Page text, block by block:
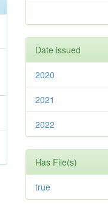
Date issued
2020
2021
2022
Has File(s)
true